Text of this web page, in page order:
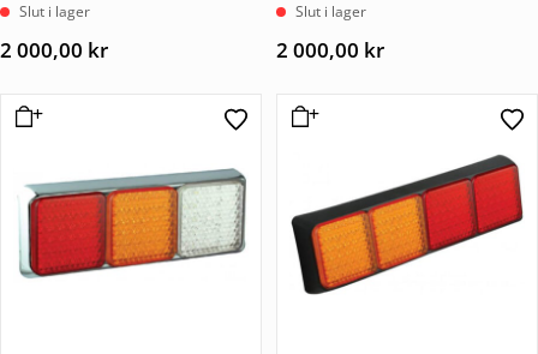
Slut i lager
2 000,00 kr
Slut i lager
2 000,00 kr